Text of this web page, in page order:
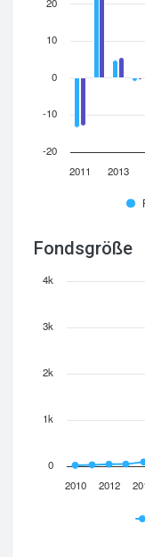
2011 2013
-20
-10
0
10
Fondsgröße
2010 2012
0
1k
2k
3k
4k